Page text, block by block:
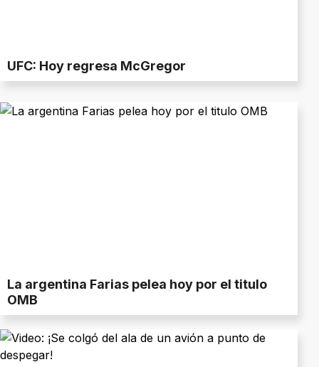
UFC: Hoy regresa McGregor
La argentina Farias pelea hoy por el titulo
OMB